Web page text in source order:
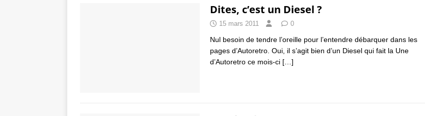
Dites, c’est un Diesel ?
15 mars 2011 0
Nul besoin de tendre l’oreille pour l’entendre débarquer dans les
pages d’Autoretro. Oui, il s’agit bien d’un Diesel qui fait la Une
d’Autoretro ce mois-ci […]